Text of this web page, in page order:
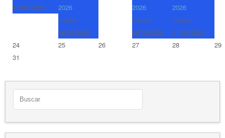
17/08/2026
2026
Fecha :
18/08/2026
2026
Fecha :
20/08/2026
2026
Fecha :
21/08/2026
24 25 26 27 28
29
31